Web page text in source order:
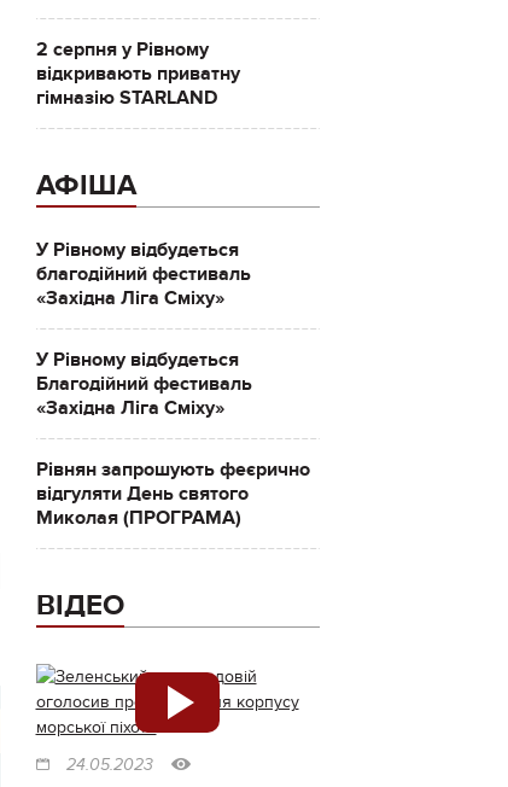
2 серпня у Рівному
відкривають приватну
гімназію STARLAND
АФІША
У Рівному відбудеться
благодійний фестиваль
«Західна Ліга Сміху»
У Рівному відбудеться
Благодійний фестиваль
«Західна Ліга Сміху»
Рівнян запрошують феєрично
відгуляти День святого
Миколая (ПРОГРАМА)
ВІДЕО
24.05.2023